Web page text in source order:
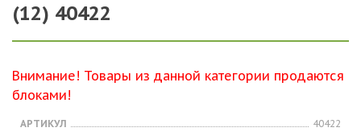
(12) 40422
Внимание! Товары из данной категории продаются
блоками!
АРТИКУЛ
40422